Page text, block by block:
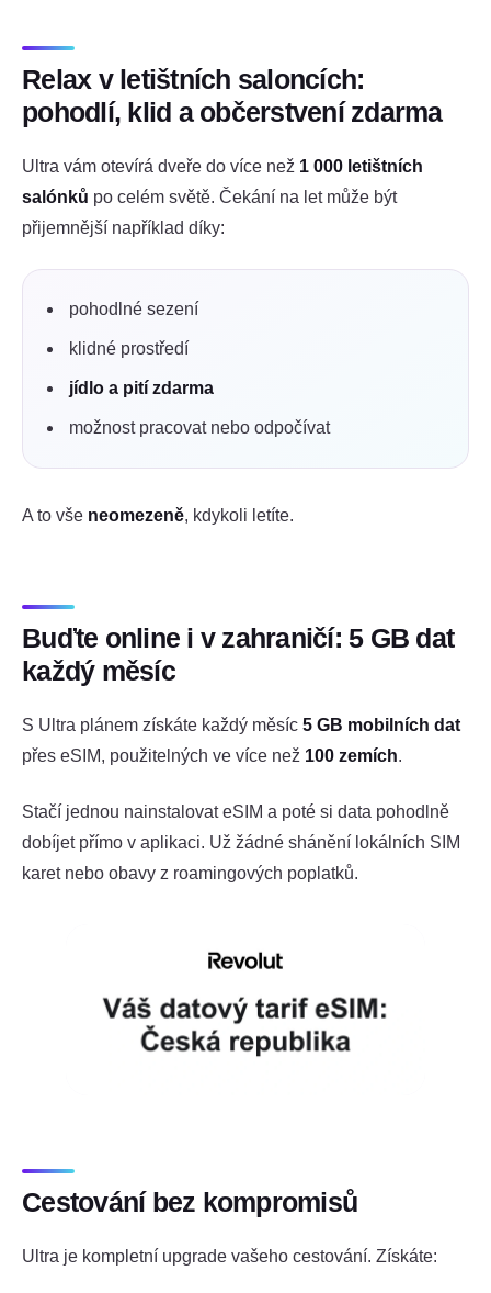
Relax v letištních saloncích:
pohodlí, klid a občerstvení zdarma
Ultra vám otevírá dveře do více než 1 000 letištních
salónků po celém světě. Čekání na let může být
přijemnější například díky:
pohodlné sezení
klidné prostředí
jídlo a pití zdarma
možnost pracovat nebo odpočívat
A to vše neomezeně, kdykoli letíte.
Buďte online i v zahraničí: 5 GB dat
každý měsíc
S Ultra plánem získáte každý měsíc 5 GB mobilních dat
přes eSIM, použitelných ve více než 100 zemích.
Stačí jednou nainstalovat eSIM a poté si data pohodlně
dobíjet přímo v aplikaci. Už žádné shánění lokálních SIM
karet nebo obavy z roamingových poplatků.
Cestování bez kompromisů
Ultra je kompletní upgrade vašeho cestování. Získáte: